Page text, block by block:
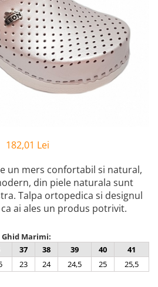
182,01 Lei
un mers confortabil si natural,
din piele naturala sunt
Talpa ortopedica si designul
ai ales un produs potrivit.
Ghid Marimi:
37 38 39 40
41
23 24 24,5 25 25,5